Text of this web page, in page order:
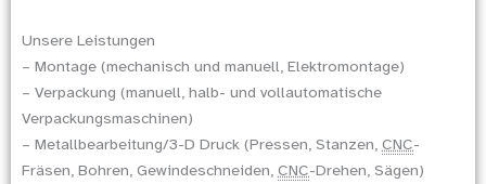
Unsere Leistungen
– Montage (mechanisch und manuell, Elektromontage)
– Verpackung (manuell, halb- und vollautomatische
Verpackungsmaschinen)
– Metallbearbeitung/3-D Druck (Pressen, Stanzen, CNC-
Fräsen, Bohren, Gewindeschneiden, CNC-Drehen, Sägen)